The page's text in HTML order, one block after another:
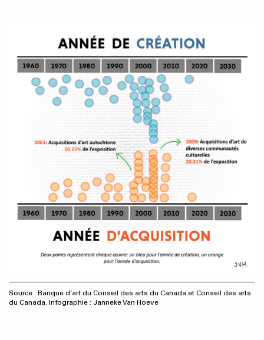
Source : Banque d’art du Conseil des arts du Canada et Conseil des arts
du Canada. Infographie : Janneke Van Hoeve